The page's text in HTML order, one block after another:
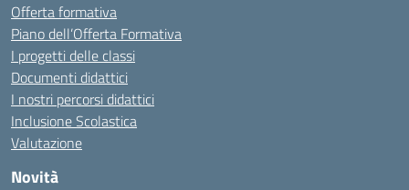
Offerta formativa
Piano dell’Offerta Formativa
I progetti delle classi
Documenti didattici
I nostri percorsi didattici
Inclusione Scolastica
Valutazione
Novità